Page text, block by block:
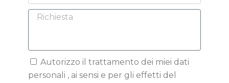
Autorizzo il trattamento dei miei dati
personali , ai sensi e per gli effetti del